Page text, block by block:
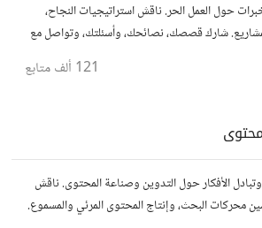
حول العمل الحر. ناقش استراتيجيات النجاح،
شارك قصصك، نصائحك، وأسئلتك، وتواصل مع
121 ألف متابع
الأفكار حول التدوين وصناعة المحتوى. ناقش
محركات البحث، وإنتاج المحتوى المرئي والمسموع.